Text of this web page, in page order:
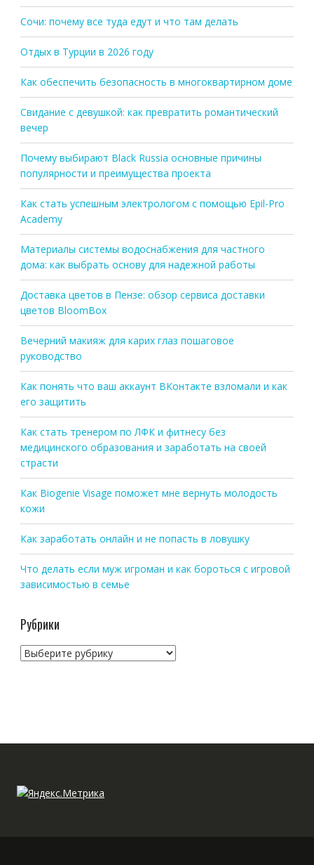
Сочи: почему все туда едут и что там делать
Отдых в Турции в 2026 году
Как обеспечить безопасность в многоквартирном доме
Свидание с девушкой: как превратить романтический
вечер
Почему выбирают Black Russia основные причины
популярности и преимущества проекта
Как стать успешным электрологом с помощью Epil-Pro
Academy
Материалы системы водоснабжения для частного
дома: как выбрать основу для надежной работы
Доставка цветов в Пензе: обзор сервиса доставки
цветов BloomBox
Вечерний макияж для карих глаз пошаговое
руководство
Как понять что ваш аккаунт ВКонтакте взломали и как
его защитить
Как стать тренером по ЛФК и фитнесу без
медицинского образования и заработать на своей
страсти
Как Biogenie Visage поможет мне вернуть молодость
кожи
Как заработать онлайн и не попасть в ловушку
Что делать если муж игроман и как бороться с игровой
зависимостью в семье
Рубрики
Рубрики